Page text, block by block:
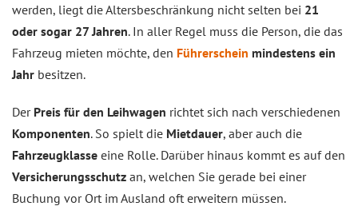
werden, liegt die Altersbeschränkung nicht selten bei 21
oder sogar 27 Jahren. In aller Regel muss die Person, die das
Fahrzeug mieten möchte, den Führerschein mindestens ein
Jahr besitzen.
Der Preis für den Leihwagen richtet sich nach verschiedenen
Komponenten. So spielt die Mietdauer, aber auch die
Fahrzeugklasse eine Rolle. Darüber hinaus kommt es auf den
Versicherungsschutz an, welchen Sie gerade bei einer
Buchung vor Ort im Ausland oft erweitern müssen.